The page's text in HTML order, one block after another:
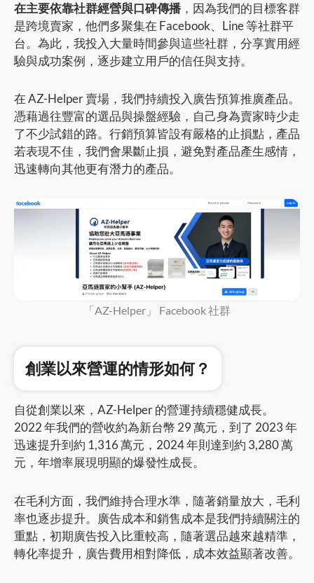
在主要依靠社群經營與口碑傳播 ，因為我們的目標客群
是跨境賣家，他們多聚集在 Facebook、Line 等社群平
台。為此，我投入大量時間參與這些社群，分享實用經
驗與成功案例，逐步建立用戶的信任與支持。
在 AZ-Helper 賣場，我們持續投入廣告預算推廣產品。
憑藉過往豐富的選品與操盤經驗，自己身為賣家時少走
了不少試錯的路。行銷預算皆設有嚴格的止損點，產品
若表現不佳，我們會果斷止損，避免對產品產生感情，
迅速轉向其他更有潛力的產品。
「AZ-Helper」 Facebook 社群
創業以來營運的情形如何？
自從創業以來，AZ-Helper 的營運持續穩健成長。
2022 年我們的營收約為新台幣 29 萬元，到了 2023 年
迅速提升到約 1,316 萬元，2024 年則達到約 3,280 萬
元，年增率展現明顯的爆發性成長。
在毛利方面，我們維持合理水準，隨著銷量放大，毛利
率也逐步提升。廣告成本和銷售成本是我們持續關注的
重點，初期廣告投入比重較高，隨著選品越來越精準，
轉化率提升，廣告費用相對降低，成本效益顯著改善。